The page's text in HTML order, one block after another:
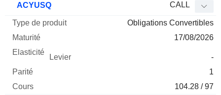
ACYUSQ CALL
Obligations Convertibles
17/08/2026
-
1
104.28 / 97